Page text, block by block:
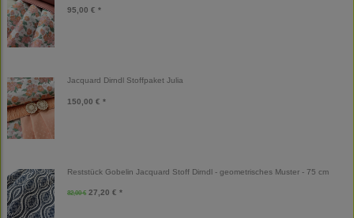
95,00 € *
Jacquard Dirndl Stoffpaket Julia
150,00 € *
Reststück Gobelin Jacquard Stoff Dirndl - geometrisches Muster - 75 cm
32,00 € 27,20 € *